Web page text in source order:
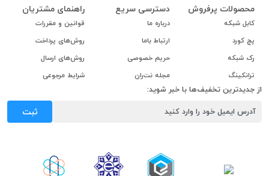
محصولات پرفروش
کابل شبکه
پچ کورد
رک شبکه
ترانکینگ
دسترسی سریع
درباره ما
ارتباط باما
حریم خصوصی
مجله نت‌ران
راهنمای مشتریان
قوانین و مقررات
روش‌های پرداخت
روش‌های ارسال
شرایط مرجوعی
از جدیدترین تخفیف‌ها با خبر شوید:
ثبت